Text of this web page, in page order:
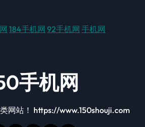
184手机网 92手机网 手机网
手机网
网站！ https://www.150shouji.com